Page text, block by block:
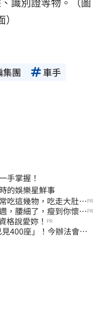
集團 車手
手掌握！
的娛樂星鮮事
吃這幾物，吃走大肚
PR
，腰細了，瘦到你懷疑PR
格說愛妳！ PR
400座」！今辦法會安